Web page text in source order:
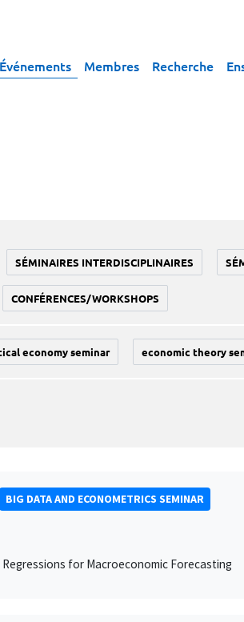
Événements Membres Recherche
SÉMINAIRES INTERDISCIPLINAIRES
CONFÉRENCES/WORKSHOPS
economy seminar economic theory
BIG DATA AND ECONOMETRICS SEMINAR
for Macroeconomic Forecasting